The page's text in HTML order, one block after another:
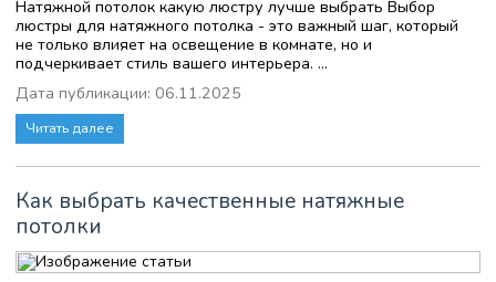
Натяжной потолок какую люстру лучше выбрать Выбор
люстры для натяжного потолка - это важный шаг, который
не только влияет на освещение в комнате, но и
подчеркивает стиль вашего интерьера. ...
Дата публикации: 06.11.2025
Читать далее
Как выбрать качественные натяжные
потолки